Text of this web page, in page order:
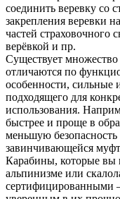
соединить веревку со
закрепления веревки
частей страховочного
верёвкой и пр.
Существует
отличаются по
особенности, сильные
подходящего для
использования.
быстрее и проще в
меньшую
завинчивающейся
Карабины, которые вы
альпинизме или
сертифицированными